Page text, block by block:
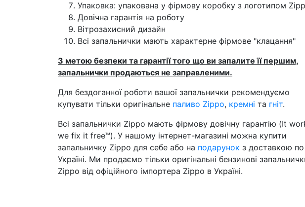
Упаковка: упакована у фірмову коробку з логотипом
Довічна гарантія на роботу
Вітрозахисний дизайн
Всі запальнички мають характерне фірмове "клацання"
З метою безпеки та гарантії того що ви запалите її першим,
запальнички продаються не заправленими.
Для бездоганної роботи вашої запальнички рекомендуємо
купувати тільки оригінальне паливо Zippo, кремні та гніт.
Всі запальнички Zippo мають фірмову довічну гарантію (It
we fix it free™). У нашому інтернет-магазині можна купити
запальничку Zippo для себе або на подарунок з доставкою по
Україні. Ми продаємо тільки оригінальні бензинові
Zippo від офіційного імпортера Zippo в Україні.